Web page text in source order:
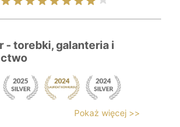
- torebki, galanteria i
Pokaż więcej >>